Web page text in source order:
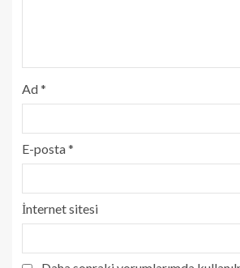
Ad*
E-posta*
İnternet sitesi